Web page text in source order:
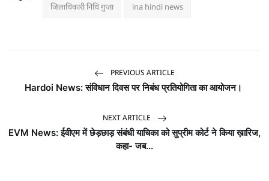
जिलाधिकारी निधि गुप्ता ina hindi news
PREVIOUS ARTICLE
Hardoi News: संविधान दिवस पर निबंध प्रतियोगिता का आयोजन।
NEXT ARTICLE
EVM News: ईवीएम में छेड़छाड़ संबंधी याचिका को सुप्रीम कोर्ट ने किया ख़ारिज,
कहा- जब...